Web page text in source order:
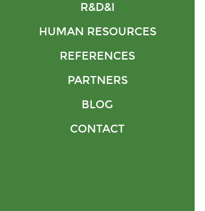
R&D&I
HUMAN RESOURCES
REFERENCES
PARTNERS
BLOG
CONTACT